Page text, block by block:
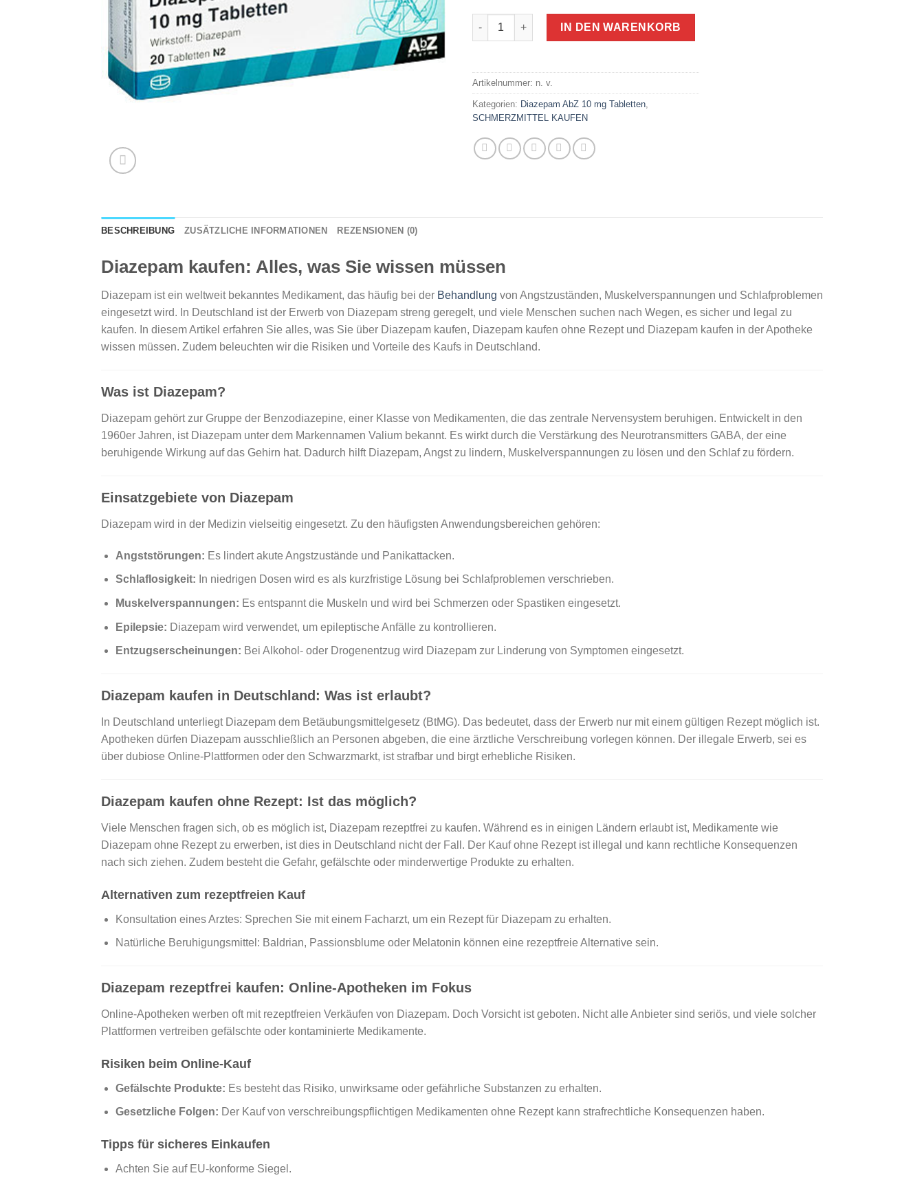
Diazepam AbZ 10 mg Tabletten Menge
IN DEN WARENKORB
Artikelnummer: n. v.
Kategorien: Diazepam AbZ 10 mg Tabletten
SCHMERZMITTEL KAUFEN
BESCHREIBUNG ZUSÄTZLICHE INFORMATIONEN REZENSIONEN (0)
Diazepam kaufen: Alles, was Sie wissen müssen
Diazepam ist ein weltweit bekanntes Medikament, das häufig bei der Behandlung von Angstzuständen, Muskelverspannungen und Schlafproblemen
eingesetzt wird. In Deutschland ist der Erwerb von Diazepam streng geregelt, und viele Menschen suchen nach Wegen, es sicher und legal zu
kaufen. In diesem Artikel erfahren Sie alles, was Sie über Diazepam kaufen, Diazepam kaufen ohne Rezept und Diazepam kaufen in der Apotheke
wissen müssen. Zudem beleuchten wir die Risiken und Vorteile des Kaufs in Deutschland.
Was ist Diazepam?
Diazepam gehört zur Gruppe der Benzodiazepine, einer Klasse von Medikamenten, die das zentrale Nervensystem beruhigen. Entwickelt in den
1960er Jahren, ist Diazepam unter dem Markennamen Valium bekannt. Es wirkt durch die Verstärkung des Neurotransmitters GABA, der eine
beruhigende Wirkung auf das Gehirn hat. Dadurch hilft Diazepam, Angst zu lindern, Muskelverspannungen zu lösen und den Schlaf zu fördern.
Einsatzgebiete von Diazepam
Diazepam wird in der Medizin vielseitig eingesetzt. Zu den häufigsten Anwendungsbereichen gehören:
Angststörungen: Es lindert akute Angstzustände und Panikattacken.
Schlaflosigkeit: In niedrigen Dosen wird es als kurzfristige Lösung bei Schlafproblemen verschrieben.
Muskelverspannungen: Es entspannt die Muskeln und wird bei Schmerzen oder Spastiken eingesetzt.
Epilepsie: Diazepam wird verwendet, um epileptische Anfälle zu kontrollieren.
Entzugserscheinungen: Bei Alkohol- oder Drogenentzug wird Diazepam zur Linderung von Symptomen eingesetzt.
Diazepam kaufen in Deutschland: Was ist erlaubt?
In Deutschland unterliegt Diazepam dem Betäubungsmittelgesetz (BtMG). Das bedeutet, dass der Erwerb nur mit einem gültigen Rezept möglich ist.
Apotheken dürfen Diazepam ausschließlich an Personen abgeben, die eine ärztliche Verschreibung vorlegen können. Der illegale Erwerb, sei es
über dubiose Online-Plattformen oder den Schwarzmarkt, ist strafbar und birgt erhebliche Risiken.
Diazepam kaufen ohne Rezept: Ist das möglich?
Viele Menschen fragen sich, ob es möglich ist, Diazepam rezeptfrei zu kaufen. Während es in einigen Ländern erlaubt ist, Medikamente wie
Diazepam ohne Rezept zu erwerben, ist dies in Deutschland nicht der Fall. Der Kauf ohne Rezept ist illegal und kann rechtliche Konsequenzen
nach sich ziehen. Zudem besteht die Gefahr, gefälschte oder minderwertige Produkte zu erhalten.
Alternativen zum rezeptfreien Kauf
Konsultation eines Arztes: Sprechen Sie mit einem Facharzt, um ein Rezept für Diazepam zu erhalten.
Natürliche Beruhigungsmittel: Baldrian, Passionsblume oder Melatonin können eine rezeptfreie Alternative sein.
Diazepam rezeptfrei kaufen: Online-Apotheken im Fokus
Online-Apotheken werben oft mit rezeptfreien Verkäufen von Diazepam. Doch Vorsicht ist geboten. Nicht alle Anbieter sind seriös, und viele solcher
Plattformen vertreiben gefälschte oder kontaminierte Medikamente.
Risiken beim Online-Kauf
Gefälschte Produkte: Es besteht das Risiko, unwirksame oder gefährliche Substanzen zu erhalten.
Gesetzliche Folgen: Der Kauf von verschreibungspflichtigen Medikamenten ohne Rezept kann strafrechtliche Konsequenzen haben.
Tipps für sicheres Einkaufen
Achten Sie auf EU-konforme Siegel.